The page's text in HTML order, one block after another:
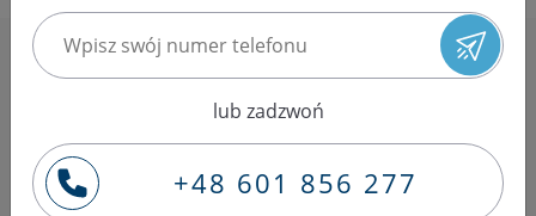
lub zadzwoń
+48 601 856 277